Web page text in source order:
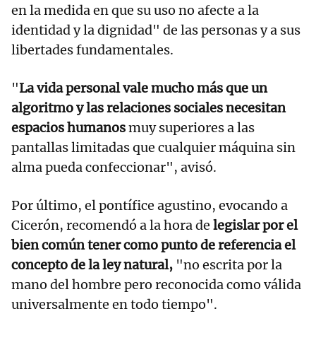
en la medida en que su uso no afecte a la
identidad y la dignidad" de las personas y a sus
libertades fundamentales.
"La vida personal vale mucho más que un
algoritmo y las relaciones sociales necesitan
espacios humanosmuy superiores a las
pantallas limitadas que cualquier máquina sin
alma pueda confeccionar", avisó.
Por último, el pontífice agustino, evocando a
Cicerón, recomendó a la hora de legislar por el
bien común tener como punto de referencia el
concepto de la ley natural, "no escrita por la
mano del hombre pero reconocida como válida
universalmente en todo tiempo".